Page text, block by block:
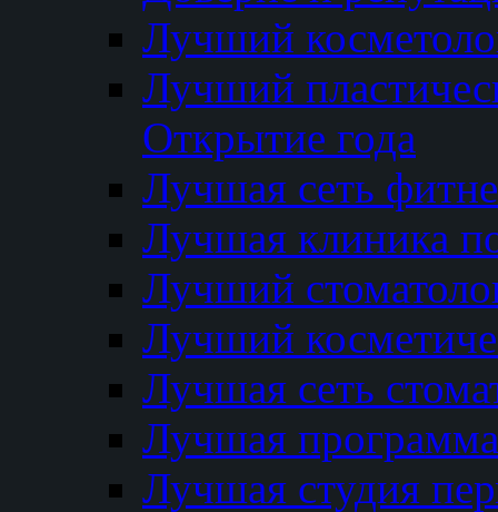
Лучший
Лучший
Открытие года
Лучшая сеть
Лучшая клиника
Лучший
Лучший
Лучшая сеть
Лучшая программа
Лучшая студия